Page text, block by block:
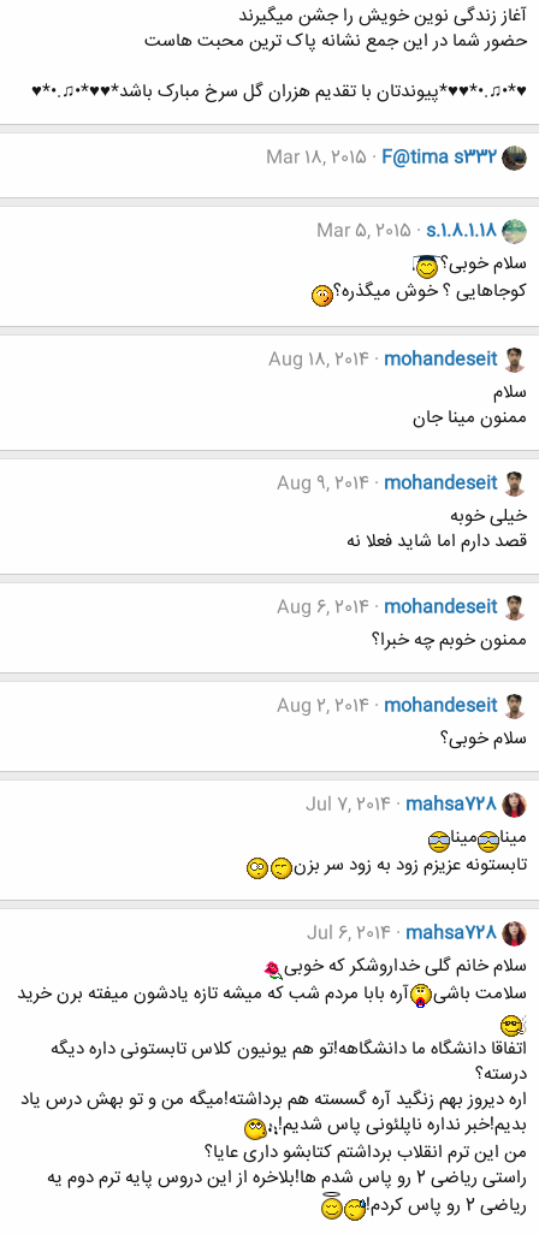
آغاز زندگی نوین خویش را جشن میگیرند
حضور شما در این جمع نشانه پاک ترین محبت هاست
♥*•♫.•*♥♥*پیوندتان با تقدیم هزران گل سرخ مبارک باشد*♥♥*•♫.•*♥
F@tima s332
Mar 18, 2015
s.1.8.1.18
Mar 5, 2015
سلام خوبی؟
کوجاهایی ؟ خوش میگذره؟
mohandeseit
Aug 18, 2014
سلام
ممنون مینا جان
mohandeseit
Aug 9, 2014
خیلی خوبه
قصد دارم اما شاید فعلا نه
mohandeseit
Aug 6, 2014
ممنون خوبم چه خبرا؟
mohandeseit
Aug 2, 2014
سلام خوبی؟
mahsa728
Jul 7, 2014
مینا
مینا
تابستونه عزیزم زود به زود سر بزن
mahsa728
Jul 6, 2014
سلام خانم گلی خداروشکر که خوبی
سلامت باشی
آره بابا مردم شب که میشه تازه یادشون میفته برن خرید
اتفاقا دانشگاه ما دانشگاهه!تو هم یونیون کلاس تابستونی داره دیگه
درسته؟
اره دیروز بهم زنگید آره گسسته هم برداشته!میگه من و تو بهش درس یاد
بدیم!خبر نداره ناپلئونی پاس شدیم!
من این ترم انقلاب برداشتم کتابشو داری عایا؟
راستی ریاضی 2 رو پاس شدم ها!بلاخره از این دروس پایه ترم دوم یه
ریاضی 2 رو پاس کردم!